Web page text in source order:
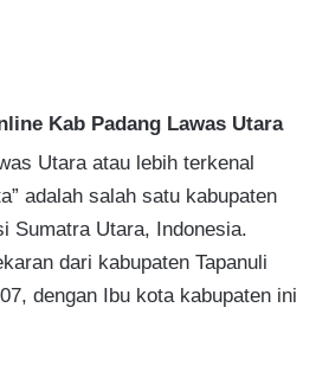
Kab Padang Lawas Utara
Utara atau lebih terkenal
adalah salah satu kabupaten
Sumatra Utara, Indonesia.
dari kabupaten Tapanuli
dengan Ibu kota kabupaten ini